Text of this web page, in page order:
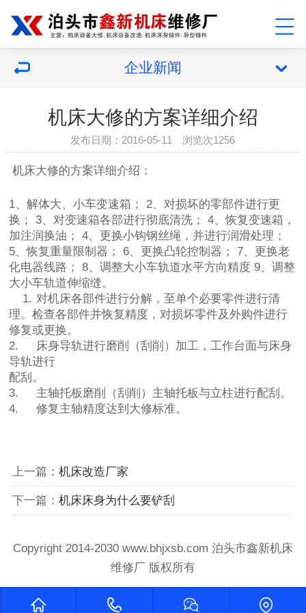
企业新闻
机床大修的方案详细介绍
发布日期：2016-05-11 浏览次1256
机床大修的方案详细介绍：
1、解体大、小车变速箱； 2、对损坏的零部件进行更
换； 3、对变速箱各部进行彻底清洗； 4、恢复变速箱，
加注润换油； 4、更换小钩钢丝绳，并进行润滑处理；
5、恢复重量限制器； 6、更换凸轮控制器； 7、更换老
化电器线路； 8、调整大小车轨道水平方向精度 9、调整
大小车轨道伸缩缝。
1. 对机床各部件进行分解，至单个必要零件进行清
理。检查各部件并恢复精度，对损坏零件及外购件进行
修复或更换。
2.
床身导轨进行磨削（刮削）加工，工作台面与床身
导轨进行
配刮。
3.
主轴托板磨削（刮削）主轴托板与立柱进行配刮。
4.
修复主轴精度达到大修标准。
上一篇： 机床改造厂家
下一篇： 机床床身为什么要铲刮
Copyright 2014-2030 www.bhjxsb.com 泊头市鑫新机床
维修厂 版权所有